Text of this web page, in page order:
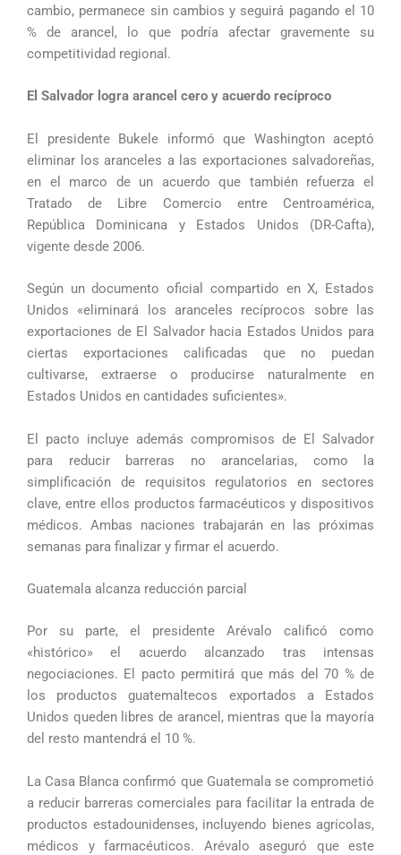
cambio, permanece sin cambios y seguirá pagando el 10
% de arancel, lo que podría afectar gravemente su
competitividad regional.
El Salvador logra arancel cero y acuerdo recíproco
El presidente Bukele informó que Washington aceptó
eliminar los aranceles a las exportaciones salvadoreñas,
en el marco de un acuerdo que también refuerza el
Tratado de Libre Comercio entre Centroamérica,
República Dominicana y Estados Unidos (DR-Cafta),
vigente desde 2006.
Según un documento oficial compartido en X, Estados
Unidos «eliminará los aranceles recíprocos sobre las
exportaciones de El Salvador hacia Estados Unidos para
ciertas exportaciones calificadas que no puedan
cultivarse, extraerse o producirse naturalmente en
Estados Unidos en cantidades suficientes».
El pacto incluye además compromisos de El Salvador
para reducir barreras no arancelarias, como la
simplificación de requisitos regulatorios en sectores
clave, entre ellos productos farmacéuticos y dispositivos
médicos. Ambas naciones trabajarán en las próximas
semanas para finalizar y firmar el acuerdo.
Guatemala alcanza reducción parcial
Por su parte, el presidente Arévalo calificó como
«histórico» el acuerdo alcanzado tras intensas
negociaciones. El pacto permitirá que más del 70 % de
los productos guatemaltecos exportados a Estados
Unidos queden libres de arancel, mientras que la mayoría
del resto mantendrá el 10 %.
La Casa Blanca confirmó que Guatemala se comprometió
a reducir barreras comerciales para facilitar la entrada de
productos estadounidenses, incluyendo bienes agrícolas,
médicos y farmacéuticos. Arévalo aseguró que este